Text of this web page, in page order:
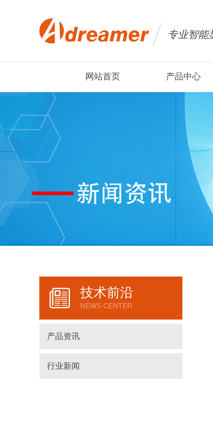
专业智能
网站首页 产品中心
AI智能产品代
平板电脑
笔记本电脑
国产信创电脑
2合1平板电
医
智
技术前沿
NEWS CENTER
产品资讯
行业新闻